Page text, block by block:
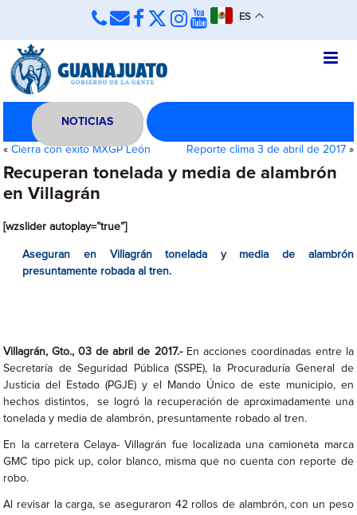
ES
NOTICIAS
«Cierra con éxito MXGP León Reporte clima 3 de abril de 2017»
Recuperan tonelada y media de alambrón
en Villagrán
[wzslider autoplay=”true”]
Aseguran en Villagrán tonelada y media de alambrón
presuntamente robada al tren.
Villagrán, Gto., 03 de abril de 2017.-En acciones coordinadas entre la
Secretaría de Seguridad Pública (SSPE), la Procuraduría General de
Justicia del Estado (PGJE) y el Mando Único de este municipio, en
hechos distintos, se logró la recuperación de aproximadamente una
tonelada y media de alambrón, presuntamente robado al tren.
En la carretera Celaya- Villagrán fue localizada una camioneta marca
GMC tipo pick up, color blanco, misma que no cuenta con reporte de
robo.
Al revisar la carga, se aseguraron 42 rollos de alambrón, con un peso